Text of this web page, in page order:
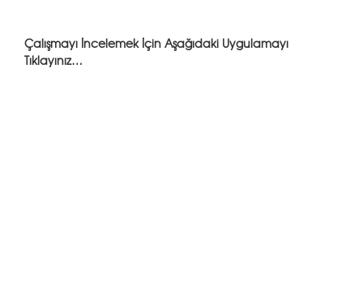
Çalışmayı İncelemek İçin Aşağıdaki Uygulamayı
Tıklayınız…